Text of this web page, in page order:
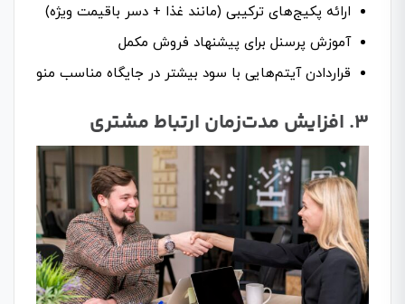
ارائه پکیج‌های ترکیبی (مانند غذا + دسر باقیمت ویژه)
آموزش پرسنل برای پیشنهاد فروش مکمل
قراردادن آیتم‌هایی با سود بیشتر در جایگاه مناسب منو
۳. افزایش مدت‌زمان ارتباط مشتری